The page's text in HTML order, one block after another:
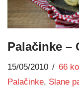
Palačinke –
15/05/2010
66
Palačinke, Slane